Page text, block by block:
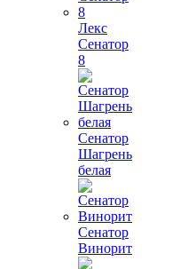
Лекс
Сенатор
8
Сенатор
Шагрень
белая
Сенатор
Винорит